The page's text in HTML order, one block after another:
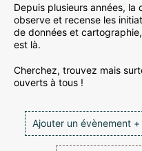
Depuis plusieurs années,
observe et recense les
de données et
est là.
Cherchez, trouvez mais
ouverts à tous !
Ajouter un évènement +